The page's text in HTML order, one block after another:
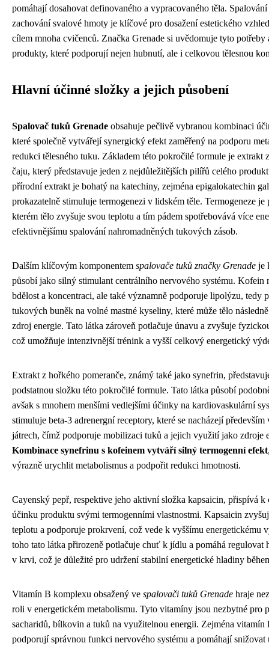
pomáhají dosahovat definovaného a vypracovaného těla.
zachování svalové hmoty je klíčové pro dosažení estetického
cílem mnoha cvičenců. Značka Grenade si uvědomuje tyto
produkty, které podporují nejen hubnutí, ale i celkovou tělesnou
Hlavní účinné složky a jejich působení
Spalovač tuků Grenade obsahuje pečlivě vybranou kombinaci
které společně vytvářejí synergický efekt zaměřený na podporu
redukci tělesného tuku. Základem této pokročilé formule je extrakt
čaju, který představuje jeden z nejdůležitějších pilířů celého
přírodní extrakt je bohatý na katechiny, zejména epigalokatechin
prokazatelně stimuluje termogenezi v lidském těle. Termogeneze je
kterém tělo zvyšuje svou teplotu a tím pádem spotřebovává více
efektivnějšímu spalování nahromadněných tukových zásob.
Dalším klíčovým komponentem spalovače tuků značky Grenade je
působí jako silný stimulant centrálního nervového systému. Kofein
bdělost a koncentraci, ale také významně podporuje lipolýzu, tedy
tukových buněk na volné mastné kyseliny, které může tělo
zdroj energie. Tato látka zároveň potlačuje únavu a zvyšuje
což umožňuje intenzivnější trénink a vyšší celkový energetický
Extrakt z hořkého pomeranče, známý také jako synefrin,
podstatnou složku této pokročilé formule. Tato látka působí
avšak s mnohem menšími vedlejšími účinky na kardiovaskulární
stimuluje beta-3 adrenergní receptory, které se nacházejí
játrech, čímž podporuje mobilizaci tuků a jejich využití jako zdroje
Kombinace synefrinu s kofeinem vytváří silný termogenní efekt
výrazně urychlit metabolismus a podpořit redukci hmotnosti.
Cayenský pepř, respektive jeho aktivní složka kapsaicin, přispívá k
účinku produktu svými termogenními vlastnostmi. Kapsaicin
teplotu a podporuje prokrvení, což vede k vyššímu energetickému
toho tato látka přirozeně potlačuje chuť k jídlu a pomáhá regulovat
v krvi, což je důležité pro udržení stabilní energetické hladiny
Vitamín B komplexu obsažený ve spalovači tuků Grenade hraje
roli v energetickém metabolismu. Tyto vitamíny jsou nezbytné pro
sacharidů, bílkovin a tuků na využitelnou energii. Zejména vitamín
podporují správnou funkci nervového systému a pomáhají snižovat